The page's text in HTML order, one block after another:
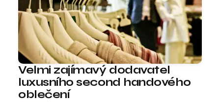
Velmi zajímavý dodavatel
luxusního second handového
oblečení